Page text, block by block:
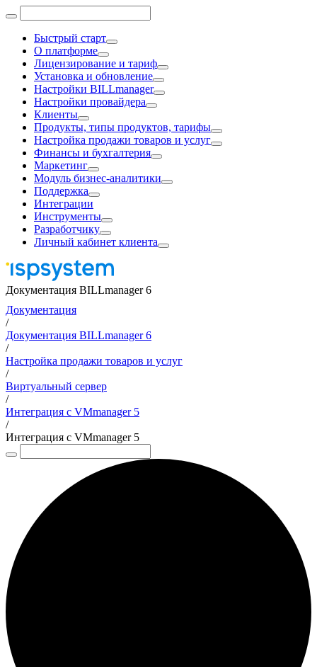
Быстрый старт
О платформе
Лицензирование и тариф
Установка и обновление
Настройки BILLmanager
Настройки провайдера
Клиенты
Продукты, типы продуктов, тарифы
Настройка продажи товаров и услуг
Финансы и бухгалтерия
Маркетинг
Модуль бизнес-аналитики
Поддержка
Интеграции
Инструменты
Разработчику
Личный кабинет клиента
Документация BILLmanager 6
Документация
/
Документация BILLmanager 6
/
Настройка продажи товаров и услуг
/
Виртуальный сервер
/
Интеграция с VMmanager 5
/
Интеграция с VMmanager 5